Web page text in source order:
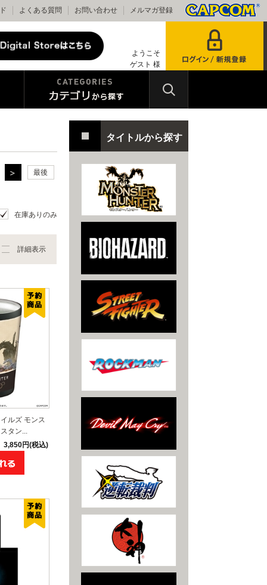
よくある質問 お問い合わせ メルマガ登録
ようこそ
ゲスト 様
最後
在庫ありのみ
詳細表示
ルズ モンス
タン...
3,850円(税込)
タイトルから探す